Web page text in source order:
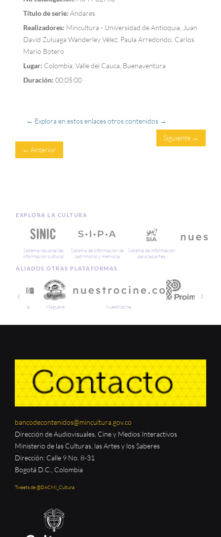
Título de serie: Andares
Realizadores: Mincultura - Universidad de Antioquia, Juan
David Zuluaga Wanderley Vélez, Paula Arredondo, Carlos
Mario Botero
Lugar: Colombia, Valle del Cauca, Buenaventura
Duración: 00:05:00
← Anterior
← Explora en estos enlaces otros contenidos →
Siguiente →
EXPLORA LA CULTURA
Sistema nacional de
informacion cultural
Sistema de informacion de
patrimonio y memoria
Sistema de informacion
para las artes
ALIADOS OTRAS PLATAFORMAS
‹
Soy Cultura Maguare Nuestrocine
›
bancodecontenidos@mincultura.gov.co
Dirección de Audiovisuales, Cine y Medios Interactivos
Ministerio de las Culturas, las Artes y los Saberes
Dirección: Calle 9 No. 8-31
Bogotá D.C., Colombia
Tweets de @DACMI_Cultura